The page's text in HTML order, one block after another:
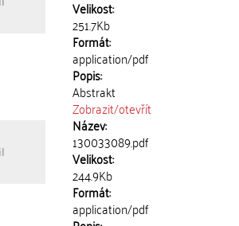
Velikost:
251.7Kb
Formát:
application/pdf
Popis:
Abstrakt
Zobrazit/otevřít
Název:
130033089.pdf
Velikost:
244.9Kb
Formát:
application/pdf